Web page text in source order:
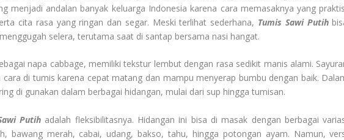
menjadi andalan banyak keluarga Indonesia karena cara memasaknya yang
cita rasa yang ringan dan segar. Meski terlihat sederhana, Tumis Sawi Putih
selera, terutama saat di santap bersama nasi hangat.
napa cabbage, memiliki tekstur lembut dengan rasa sedikit manis alami.
di tumis karena cepat matang dan mampu menyerap bumbu dengan baik.
di gunakan dalam berbagai hidangan, mulai dari sup hingga tumisan.
Putihadalah fleksibilitasnya. Hidangan ini bisa di masak dengan berbagai
bawang merah, cabai, udang, bakso, tahu, hingga potongan ayam. Namun,